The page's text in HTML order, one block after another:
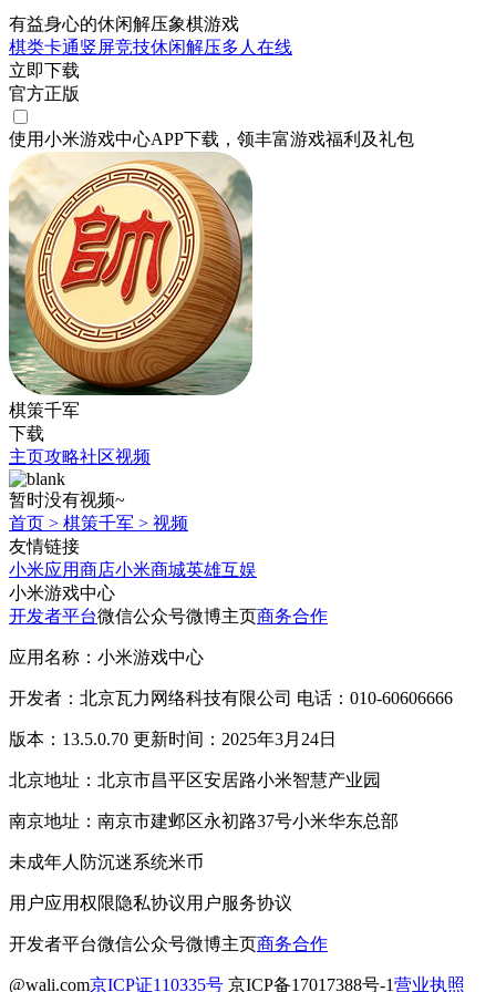
有益身心的休闲解压象棋游戏
棋类卡通竖屏竞技休闲解压多人在线
立即下载
官方正版
使用小米游戏中心APP下载 ，领丰富游戏福利 及礼包
棋策千军
下载
主页攻略社区视频
暂时没有视频~
首页 > 棋策千军 > 视频
友情链接
小米应用商店小米商城英雄互娱
小米游戏中心
开发者平台微信公众号微博主页商务合作
应用名称：小米游戏中心
开发者：北京瓦力网络科技有限公司 电话：010-60606666
版本：13.5.0.70 更新时间：2025年3月24日
北京地址：北京市昌平区安居路小米智慧产业园
南京地址：南京市建邺区永初路37号小米华东总部
未成年人防沉迷系统米币
用户应用权限隐私协议用户服务协议
开发者平台微信公众号微博主页商务合作
@wali.com京ICP证110335号 京ICP备17017388号-1营业执照